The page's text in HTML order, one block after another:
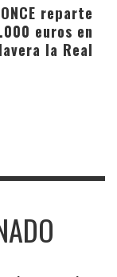
reparte
euros en
la Real